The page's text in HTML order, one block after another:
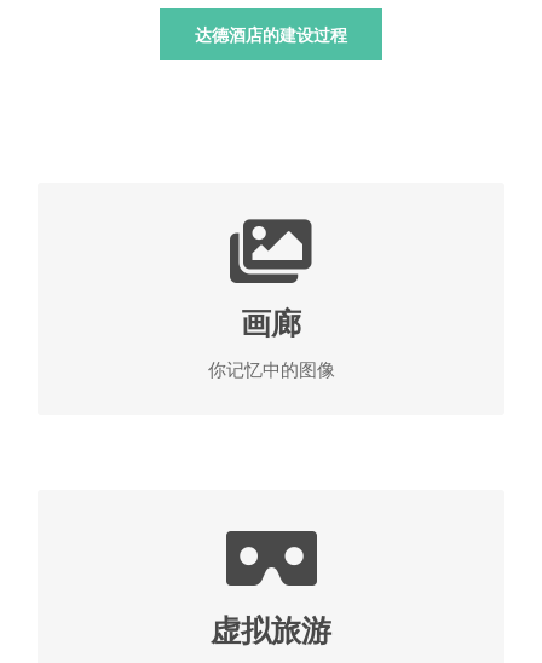
达德酒店的建设过程
画廊
你记忆中的图像
浏览你的梦想
照片捕捉了我们心爱的时刻，们让我们打开一个宝
神的图像，彰显我们的身份。 达德酒店的胸部，和
虚拟旅游
入住前体验达德酒店
在选择达德酒店和您的住所之前，您可以虚拟访问整
开始，进入走廊，密切关注房间。 别忘了屋顶。